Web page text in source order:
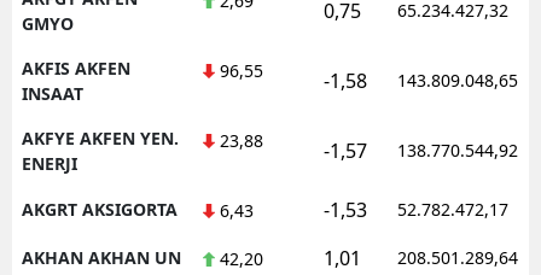
GMYO
0,75 65.234.427,32
AKFIS AKFEN
INSAAT
96,55 -1,58 143.809.048,65
AKFYE AKFEN YEN.
ENERJI
23,88 -1,57 138.770.544,92
AKGRT AKSIGORTA 6,43 -1,53 52.782.472,17
AKHAN AKHAN UN 42,20 1,01 208.501.289,64